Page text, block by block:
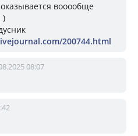
вооообще
)
200744.html
08:07